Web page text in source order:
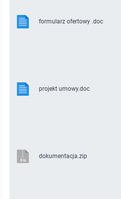
formularz ofertowy .doc
projekt umowy.doc
dokumentacja.zip